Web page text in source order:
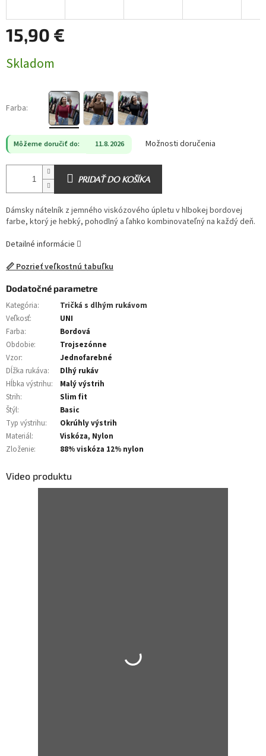
15,90 €
cena:
Skladom
Farba:
Môžeme doručiť do: 11.8.2026 Možnosti doručenia
PRIDAŤ DO KOŠÍKA
Dámsky nátelník z jemného viskózového úpletu v hlbokej bordovej
farbe, ktorý je hebký, pohodlný a ľahko kombinovateľný na každý deň.
Detailné informácie
📏 Pozrieť veľkostnú tabuľku
Dodatočné parametre
Kategória:
Tričká s dlhým rukávom
Veľkosť:
UNI
Farba:
Bordová
Obdobie:
Trojsezónne
Vzor:
Jednofarebné
Dĺžka rukáva:
Dlhý rukáv
Hĺbka výstrihu:
Malý výstrih
Strih:
Slim fit
Štýl:
Basic
Typ výstrihu:
Okrúhly výstrih
Materiál:
Viskóza, Nylon
Zloženie: 88% viskóza 12% nylon
Video produktu